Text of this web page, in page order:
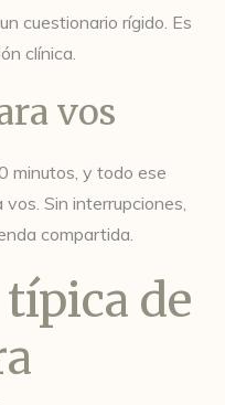
cuestionario rígido. Es
clínica.
vos
minutos, y todo ese
Sin interrupciones,
compartida.
de